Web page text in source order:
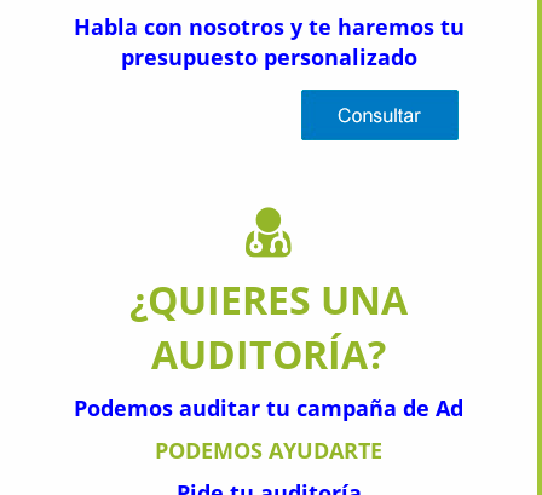
Habla con nosotros y te haremos tu
presupuesto personalizado
¿QUIERES UNA
AUDITORÍA?
Podemos auditar tu campaña de Ad
PODEMOS AYUDARTE